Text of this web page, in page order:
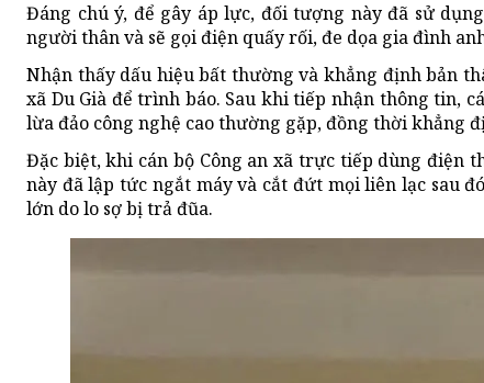
Đáng chú ý, để gây áp lực, đối tượng này đã sử
người thân và sẽ gọi điện quấy rối, đe dọa gia đình
Nhận thấy dấu hiệu bất thường và khẳng định bản
xã Du Già để trình báo. Sau khi tiếp nhận thông tin,
lừa đảo công nghệ cao thường gặp, đồng thời khẳng
Đặc biệt, khi cán bộ Công an xã trực tiếp dùng điện
này đã lập tức ngắt máy và cắt đứt mọi liên lạc sau
lớn do lo sợ bị trả đũa.